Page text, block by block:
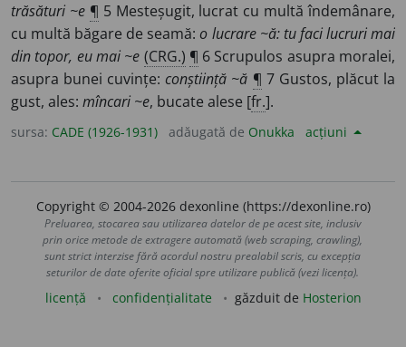
trăsături ~e ¶ 5 Mesteșugit, lucrat cu multă îndemânare,
cu multă băgare de seamă:o lucrare ~ă: tu faci lucruri mai
din topor, eu mai ~e (CRG.) ¶ 6 Scrupulos asupra moralei,
asupra bunei cuvințe:conștiință ~ă ¶ 7 Gustos, plăcut la
gust, ales: mîncari ~e, bucate alese [fr.].
sursa: CADE (1926-1931) adăugată de Onukka acțiuni
Copyright © 2004-2026 dexonline (https://dexonline.ro)
Preluarea, stocarea sau utilizarea datelor de pe acest site, inclusiv
prin orice metode de extragere automată (web scraping, crawling),
sunt strict interzise fără acordul nostru prealabil scris, cu excepția
seturilor de date oferite oficial spre utilizare publică (vezi licența).
licență confidențialitate găzduit de Hosterion